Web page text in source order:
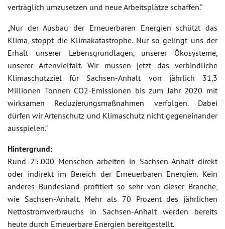
verträglich umzusetzen und neue Arbeitsplätze schaffen.“
„Nur der Ausbau der Erneuerbaren Energien schützt das
Klima, stoppt die Klimakatastrophe. Nur so gelingt uns der
Erhalt unserer Lebensgrundlagen, unserer Ökosysteme,
unserer Artenvielfalt. Wir müssen jetzt das verbindliche
Klimaschutzziel für Sachsen-Anhalt von jährlich 31,3
Millionen Tonnen CO2-Emissionen bis zum Jahr 2020 mit
wirksamen Reduzierungsmaßnahmen verfolgen. Dabei
dürfen wir Artenschutz und Klimaschutz nicht gegeneinander
ausspielen.“
Hintergrund:
Rund 25.000 Menschen arbeiten in Sachsen-Anhalt direkt
oder indirekt im Bereich der Erneuerbaren Energien. Kein
anderes Bundesland profitiert so sehr von dieser Branche,
wie Sachsen-Anhalt. Mehr als 70 Prozent des jährlichen
Nettostromverbrauchs in Sachsen-Anhalt werden bereits
heute durch Erneuerbare Energien bereitgestellt.